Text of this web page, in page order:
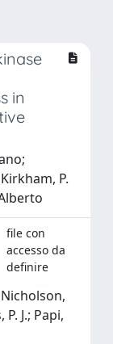
in
P.
file con
accesso da
definire
J.; Papi,